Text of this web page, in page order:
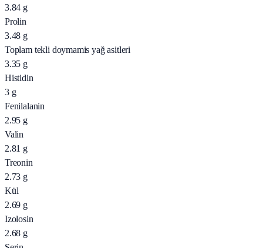
3.84 g
Prolin
3.48 g
Toplam tekli doymamis yağ asitleri
3.35 g
Histidin
3 g
Fenilalanin
2.95 g
Valin
2.81 g
Treonin
2.73 g
Kül
2.69 g
Izolosin
2.68 g